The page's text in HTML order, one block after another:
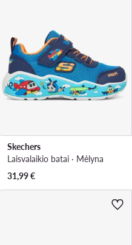
Skechers
Laisvalaikio batai · Mėlyna
31,99€